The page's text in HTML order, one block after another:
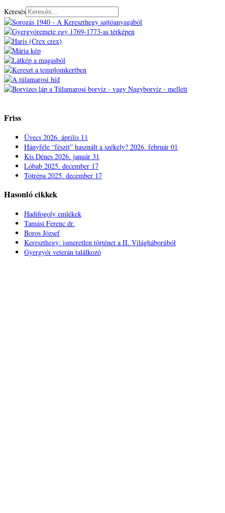
Keresés
Friss
Üvecs 2026. április 11
Hányféle “fészit” használt a székely? 2026. február 01
Kis Dénes 2026. január 31
Lóbab 2025. december 17
Tótrépa 2025. december 17
Hasonló cikkek
Hadifogoly emlékek
Tamási Ferenc dr.
Boros József
Kereszthegy: ismeretlen történet a II. Világháborúból
Gyergyói veterán találkozó